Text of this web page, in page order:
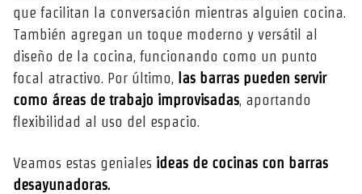
que facilitan la conversación mientras alguien cocina.
También agregan un toque moderno y versátil al
diseño de la cocina, funcionando como un punto
focal atractivo. Por último,
las barras pueden servir
como áreas de trabajo improvisadas, aportando
flexibilidad al uso del espacio.
Veamos estas geniales ideas de cocinas con barras
desayunadoras.